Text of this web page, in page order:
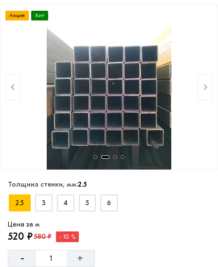
Акция Хит
Толщина стенки, мм:2.5
2.5 3 4 5 6
Цена за м
520 ₽580 ₽ - 10 %
- +